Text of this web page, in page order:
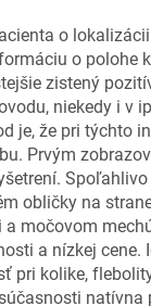
o
o polohe
zistený
niekedy i v
je, že pri týchto
Prvým
obličky na
močovom
a nízkej
pri kolike,